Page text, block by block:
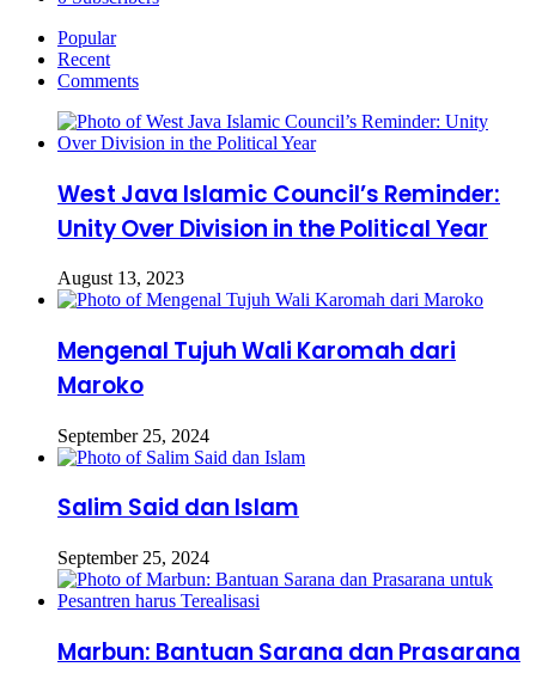
Popular
Recent
Comments
West Java Islamic Council’s Reminder:
Unity Over Division in the Political Year
August 13, 2023
Mengenal Tujuh Wali Karomah dari
Maroko
September 25, 2024
Salim Said dan Islam
September 25, 2024
Marbun: Bantuan Sarana dan Prasarana